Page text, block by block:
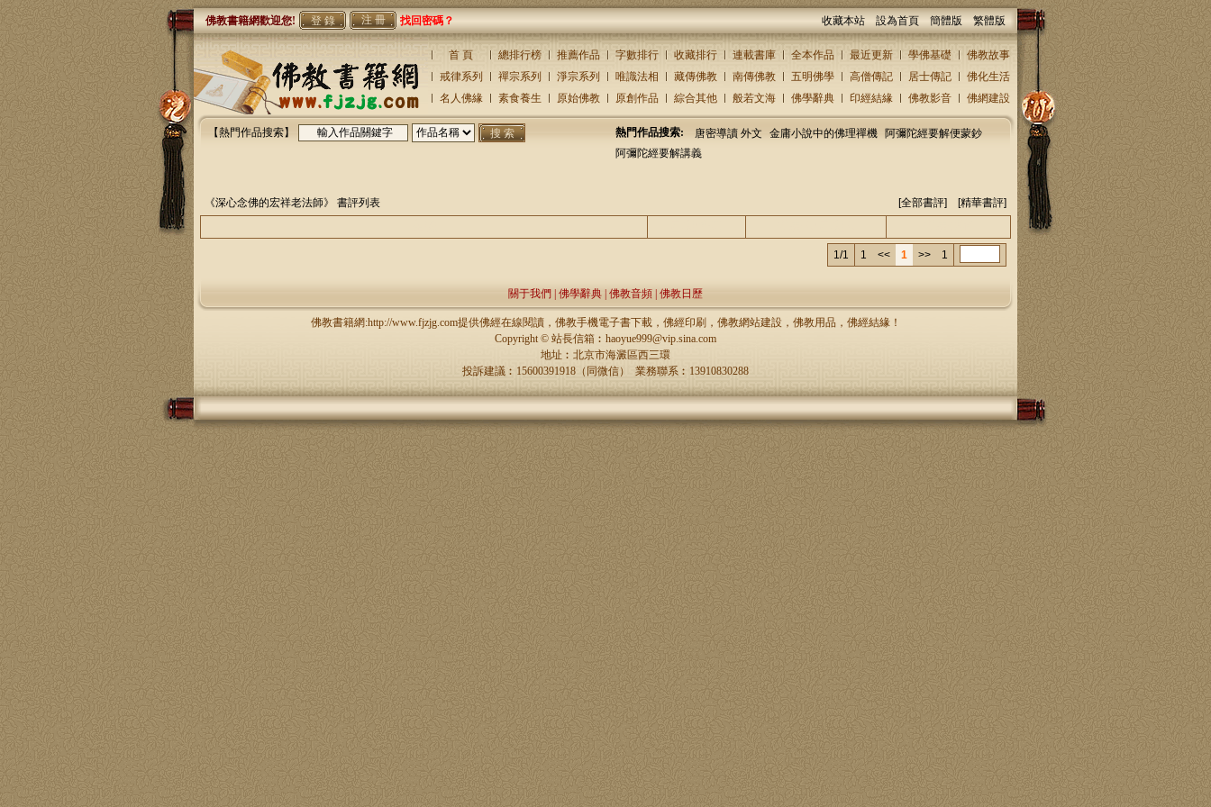
佛教書籍網歡迎您! 注 冊 找回密碼？ 收藏本站 設為首頁 簡體版 繁體版
首 頁 總排行榜 推薦作品 字數排行 收藏排行 連載書庫 全本作品 最近更新 學佛基礎
佛教故事
戒律系列
禪宗系列 淨宗系列 唯識法相 藏傳佛教 南傳佛教 五明佛學 高僧傳記 居士傳記
佛化生活
名人佛緣
素食養生 原始佛教 原創作品 綜合其他 般若文海 佛學辭典 印經結緣 佛教影音 佛網建設
【熱門作品搜索】 熱門作品搜索: 唐密導讀 外文 金庸小說中的佛理禪機
阿彌陀經要解便蒙鈔
阿彌陀經要解講義
《深心念佛的宏祥老法師》 書評列表 [全部書評] [精華書評]
1/1 1 << 1 >> 1
關于我們 佛學辭典 佛教音頻 佛教日歷
佛教書籍網:http://www.fjzjg.com提供佛經在線閱讀，佛教手機電子書下載，佛經印刷，佛教網站建設，佛教用品，佛經結緣！
Copyright © 站長信箱︰haoyue999@vip.sina.com
地址︰北京市海澱區西三環
投訴建議︰15600391918（同微信） 業務聯系︰13910830288